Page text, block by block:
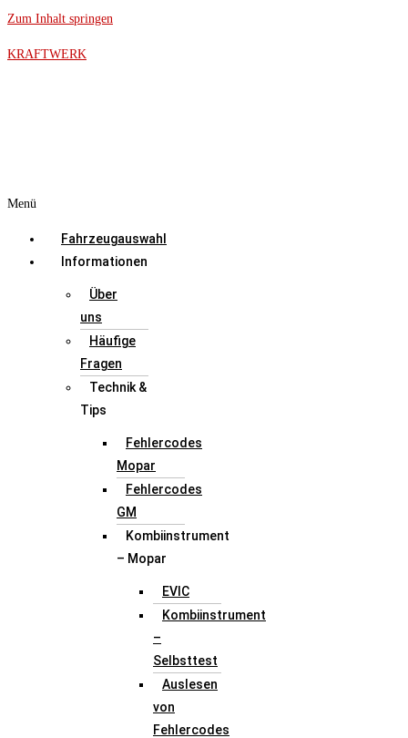
Zum Inhalt springen
KRAFTWERK
Menü
Fahrzeugauswahl
Informationen
Über
uns
Häufige
Fragen
Technik &
Tips
Fehlercodes
Mopar
Fehlercodes
GM
Kombiinstrument
– Mopar
EVIC
Kombiinstrument
–
Selbsttest
Auslesen
von
Fehlercodes